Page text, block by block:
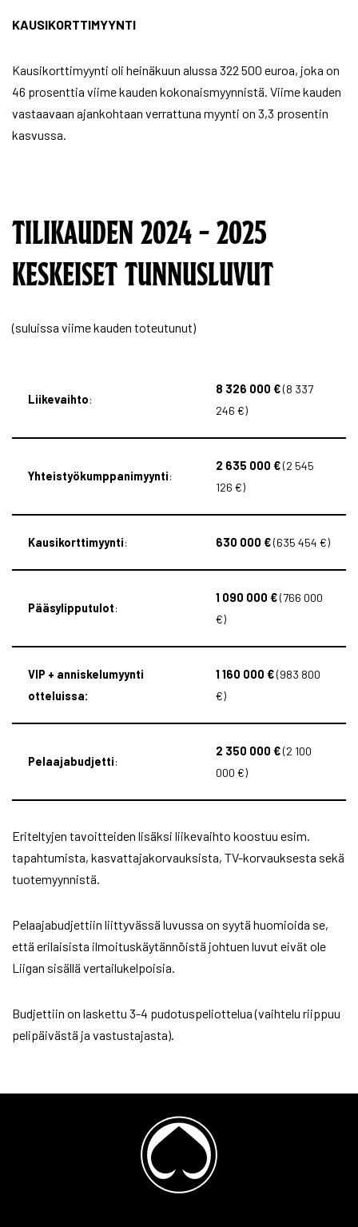
KAUSIKORTTIMYYNTI
Kausikorttimyynti oli heinäkuun alussa 322 500 euroa, joka on
46 prosenttia viime kauden kokonaismyynnistä. Viime kauden
vastaavaan ajankohtaan verrattuna myynti on 3,3 prosentin
kasvussa.
TILIKAUDEN 2024 – 2025
KESKEISET TUNNUSLUVUT
(suluissa viime kauden toteutunut)
Liikevaihto:
8 326 000 €(8 337
246 €)
Yhteistyökumppanimyynti:
2 635 000 €(2 545
126 €)
Kausikorttimyynti: 630 000 €(635 454 €)
Pääsylipputulot:
1 090 000 €(766 000
€)
VIP + anniskelumyynti
otteluissa:
1 160 000 €(983 800
€)
Pelaajabudjetti:
2 350 000 €(2 100
000 €)
Eriteltyjen tavoitteiden lisäksi liikevaihto koostuu esim.
tapahtumista, kasvattajakorvauksista, TV-korvauksesta sekä
tuotemyynnistä.
Pelaajabudjettiin liittyvässä luvussa on syytä huomioida se,
että erilaisista ilmoituskäytännöistä johtuen luvut eivät ole
Liigan sisällä vertailukelpoisia.
Budjettiin on laskettu 3-4 pudotuspeliottelua (vaihtelu riippuu
pelipäivästä ja vastustajasta).